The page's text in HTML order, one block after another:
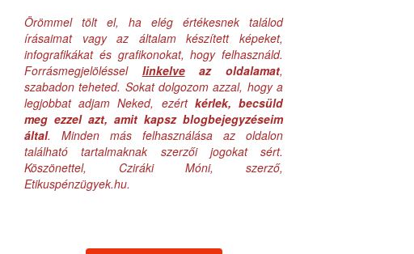
Örömmel tölt el, ha elég értékesnek találod
írásaimat vagy az általam készített képeket,
infografikákat és grafikonokat, hogy felhasználd.
Forrásmegjelöléssel linkelveaz oldalamat,
szabadon teheted. Sokat dolgozom azzal, hogy a
legjobbat adjam Neked, ezért kérlek, becsüld
meg ezzel azt, amit kapsz blogbejegyzéseim
által. Minden más felhasználása az oldalon
található tartalmaknak szerzői jogokat sért.
Köszönettel, Cziráki Móni, szerző,
Etikuspénzügyek.hu.